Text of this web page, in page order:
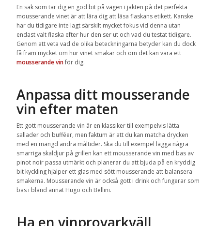
En sak som tar dig en god bit på vägen i jakten på det perfekta
mousserande vinet är att lära dig att läsa flaskans etikett. Kanske
har du tidigare inte lagt särskilt mycket fokus vid denna utan
endast valt flaska efter hur den ser ut och vad du testat tidigare.
Genom att veta vad de olika beteckningarna betyder kan du dock
få fram mycket om hur vinet smakar och om det kan vara ett
mousserande vinför dig.
Anpassa ditt mousserande
vin efter maten
Ett gott mousserande vin är en klassiker till exempelvis lätta
sallader och bufféer, men faktum är att du kan matcha drycken
med en mängd andra måltider. Ska du till exempel lägga några
smarriga skaldjur på grillen kan ett mousserande vin med bas av
pinot noir passa utmärkt och planerar du att bjuda på en kryddig
bit kyckling hjälper ett glas med sött mousserande att balansera
smakerna. Mousserande vin är också gott i drink och fungerar som
bas i bland annat Hugo och Bellini.
Ha en vinprovarkväll